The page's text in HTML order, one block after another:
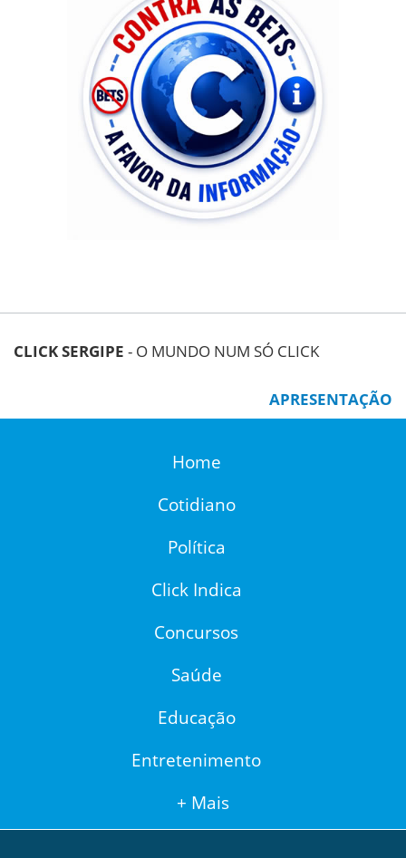
CLICK SERGIPE - O MUNDO NUM SÓ CLICK
APRESENTAÇÃO
Home
Cotidiano
Política
Click Indica
Concursos
Saúde
Educação
Entretenimento
+ Mais